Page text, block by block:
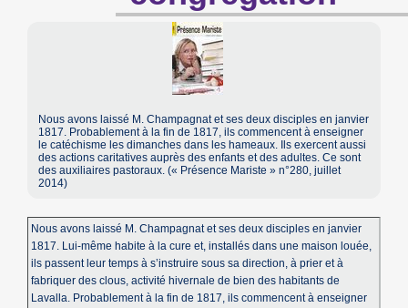
Nous avons laissé M. Champagnat et ses deux disciples en janvier
1817. Probablement à la fin de 1817, ils commencent à enseigner
le catéchisme les dimanches dans les hameaux. Ils exercent aussi
des actions caritatives auprès des enfants et des adultes. Ce sont
des auxiliaires pastoraux. (« Présence Mariste » n°280, juillet
2014)
Nous avons laissé M. Champagnat et ses deux disciples en janvier
1817. Lui-même habite à la cure et, installés dans une maison louée,
ils passent leur temps à s’instruire sous sa direction, à prier et à
fabriquer des clous, activité hivernale de bien des habitants de
Lavalla. Probablement à la fin de 1817, ils commencent à enseigner